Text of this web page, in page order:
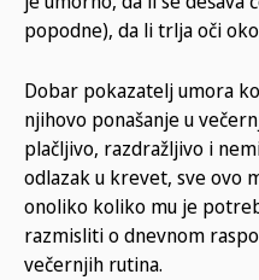
popodne), da li trlja oči
Dobar pokazatelj umora
njihovo ponašanje u
plačljivo, razdražljivo i
odlazak u krevet, sve ovo
onoliko koliko mu je
razmisliti o dnevnom
večernjih rutina.